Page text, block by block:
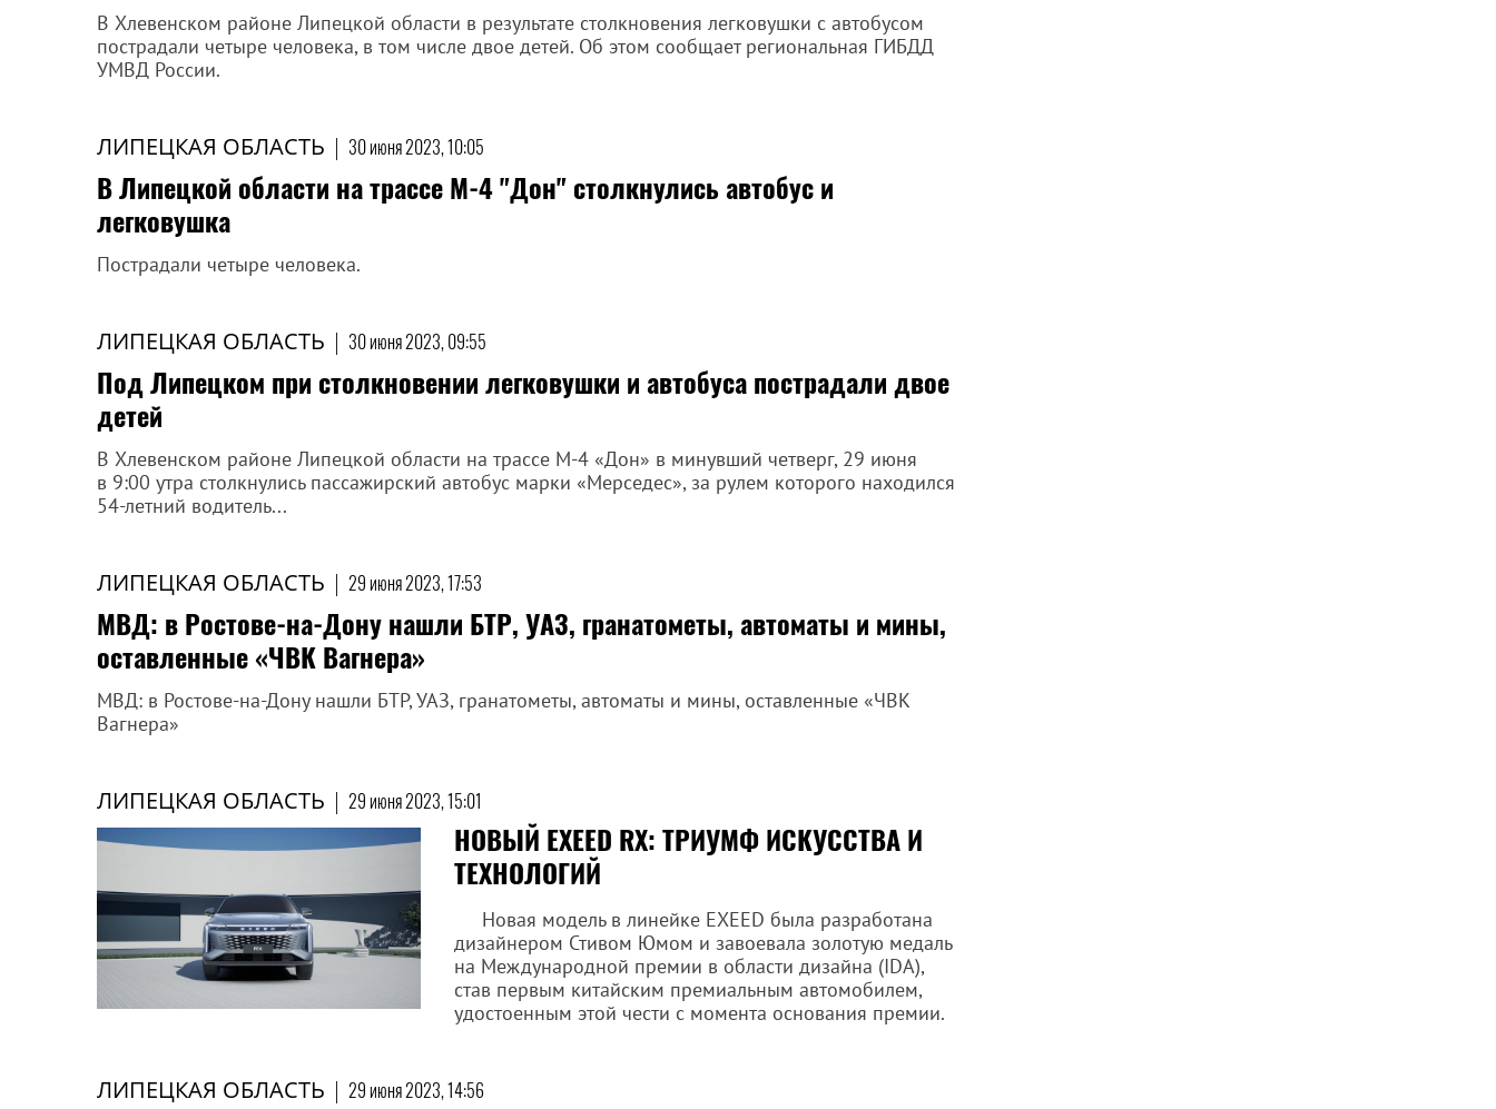
В Хлевенском районе Липецкой области в результате столкновения легковушки с автобусом
пострадали четыре человека, в том числе двое детей. Об этом сообщает региональная ГИБДД
УМВД России.
ЛИПЕЦКАЯ ОБЛАСТЬ | 30 июня 2023, 10:05
В Липецкой области на трассе М-4 "Дон" столкнулись автобус и
легковушка
Пострадали четыре человека.
ЛИПЕЦКАЯ ОБЛАСТЬ | 30 июня 2023, 09:55
Под Липецком при столкновении легковушки и автобуса пострадали двое
детей
В Хлевенском районе Липецкой области на трассе М-4 «Дон» в минувший четверг, 29 июня
в 9:00 утра столкнулись пассажирский автобус марки «Мерседес», за рулем которого находился
54-летний водитель...
ЛИПЕЦКАЯ ОБЛАСТЬ | 29 июня 2023, 17:53
МВД: в Ростове-на-Дону нашли БТР, УАЗ, гранатометы, автоматы и мины,
оставленные «ЧВК Вагнера»
МВД: в Ростове-на-Дону нашли БТР, УАЗ, гранатометы, автоматы и мины, оставленные «ЧВК
Вагнера»
ЛИПЕЦКАЯ ОБЛАСТЬ | 29 июня 2023, 15:01
НОВЫЙ EXEED RX: ТРИУМФ ИСКУССТВА И
ТЕХНОЛОГИЙ
Новая модель в линейке EXEED была разработана
дизайнером Стивом Юмом и завоевала золотую медаль
на Международной премии в области дизайна (IDA),
став первым китайским премиальным автомобилем,
удостоенным этой чести с момента основания премии.
ЛИПЕЦКАЯ ОБЛАСТЬ | 29 июня 2023, 14:56